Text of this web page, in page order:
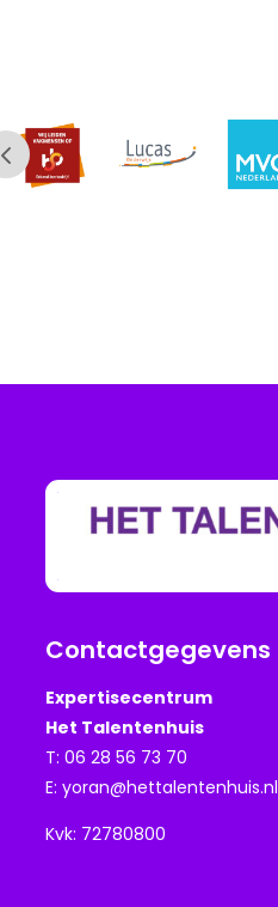
Contactgegevens
Expertisecentrum
Het Talentenhuis
T: 06 28 56 73 70
E:yoran@hettalentenhuis.nl
Kvk: 72780800